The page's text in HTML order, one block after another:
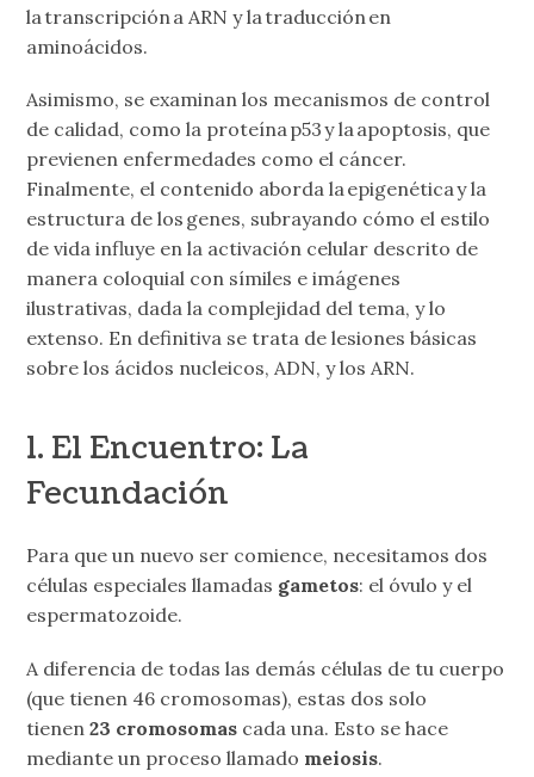
la transcripción a ARN y la traducción en
aminoácidos.
Asimismo, se examinan los mecanismos de control
de calidad, como la proteína p53 y la apoptosis, que
previenen enfermedades como el cáncer.
Finalmente, el contenido aborda la epigenética y la
estructura de los genes, subrayando cómo el estilo
de vida influye en la activación celular descrito de
manera coloquial con símiles e imágenes
ilustrativas, dada la complejidad del tema, y lo
extenso. En definitiva se trata de lesiones básicas
sobre los ácidos nucleicos, ADN, y los ARN.
1. El Encuentro: La
Fecundación
Para que un nuevo ser comience, necesitamos dos
células especiales llamadas gametos: el óvulo y el
espermatozoide.
A diferencia de todas las demás células de tu cuerpo
(que tienen 46 cromosomas), estas dos solo
tienen23 cromosomas cada una. Esto se hace
mediante un proceso llamado meiosis.